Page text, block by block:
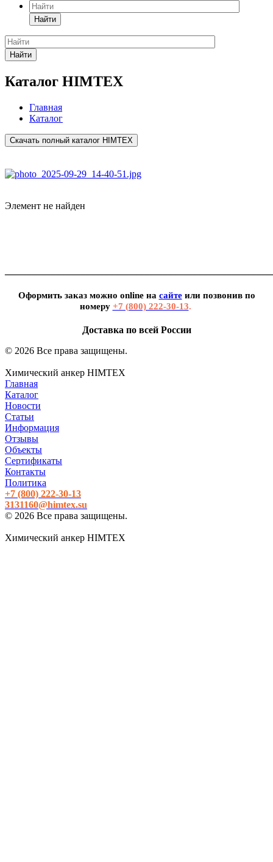
Найти
Найти
Каталог HIMTEX
Главная
Каталог
Скачать полный каталог HIMTEX
Элемент не найден
Оформить заказ можно online на сайте или позвонив по
номеру +7 (800) 222-30-13.
Доставка по всей России
© 2026 Все права защищены.
Химический анкер HIMTEX
Главная
Каталог
Новости
Статьи
Информация
Отзывы
Объекты
Сертификаты
Контакты
Политика
+7 (800) 222-30-13
3131160@himtex.su
© 2026 Все права защищены.
Химический анкер HIMTEX